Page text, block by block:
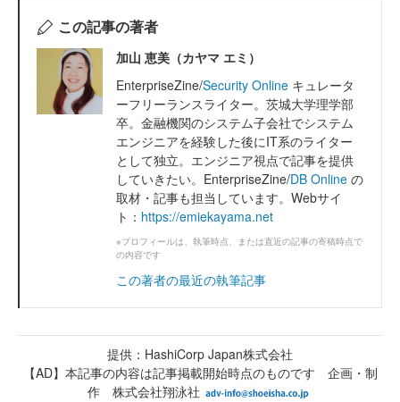
この記事の著者
加山 恵美（カヤマ エミ）
EnterpriseZine/Security Online キュレータ
ーフリーランスライター。茨城大学理学部
卒。金融機関のシステム子会社でシステム
エンジニアを経験した後にIT系のライター
として独立。エンジニア視点で記事を提供
していきたい。EnterpriseZine/DB Online の
取材・記事も担当しています。Webサイ
ト： https://emiekayama.net
※プロフィールは、執筆時点、または直近の記事の寄稿時点で
の内容です
この著者の最近の執筆記事
提供：HashiCorp Japan株式会社
【AD】本記事の内容は記事掲載開始時点のものです 企画・制
作 株式会社翔泳社